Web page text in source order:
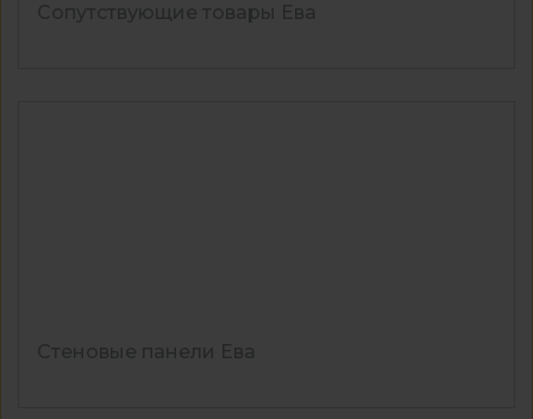
Сопутствующие товары Ева
Стеновые панели Ева